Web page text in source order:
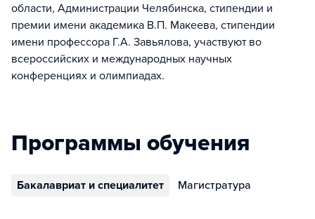
области, Администрации Челябинска, стипендии и
премии имени академика В.П. Макеева, стипендии
имени профессора Г.А. Завьялова, участвуют во
всероссийских и международных научных
конференциях и олимпиадах.
Программы обучения
Бакалавриат и специалитет Магистратура